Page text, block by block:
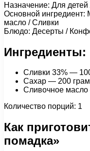
Назначение: Для
Основной
масло / Сливки
Блюдо: Десерты /
Ингредиенты:
Сливки 33% —
Сахар — 200
Сливочное
Количество порций: 1
Как
помадка»